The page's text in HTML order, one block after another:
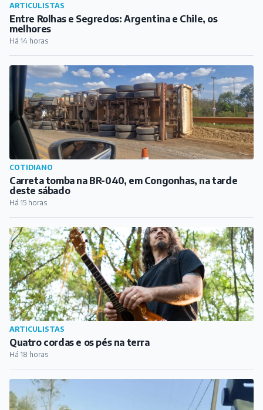
ARTICULISTAS
Entre Rolhas e Segredos: Argentina e Chile, os
melhores
Há 14 horas
COTIDIANO
Carreta tomba na BR-040, em Congonhas, na tarde
deste sábado
Há 15 horas
ARTICULISTAS
Quatro cordas e os pés na terra
Há 18 horas